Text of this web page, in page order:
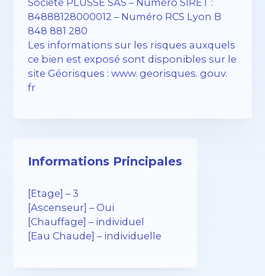
84888128000012 – Numéro RCS Lyon B
848 881 280
Les informations sur les risques auxquels
ce bien est exposé sont disponibles sur le
site Géorisques : www. georisques. gouv.
fr
Informations Principales
[Etage] – 3
[Ascenseur] – Oui
[Chauffage] – individuel
[Eau Chaude] – individuelle